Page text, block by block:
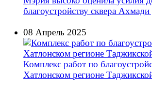
благоустройству сквера
08 Апрель 2025
Комплекс работ по
Хатлонском регионе